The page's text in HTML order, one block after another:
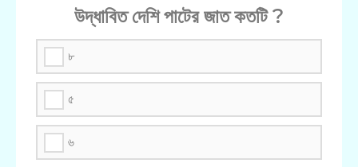
উদ্ধাবিত দেশি পাটের জাত কতটি ?
৮
৫
৬